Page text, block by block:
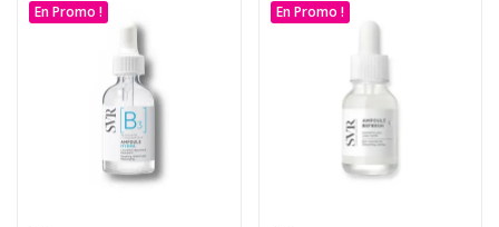
En Promo ! En Promo !